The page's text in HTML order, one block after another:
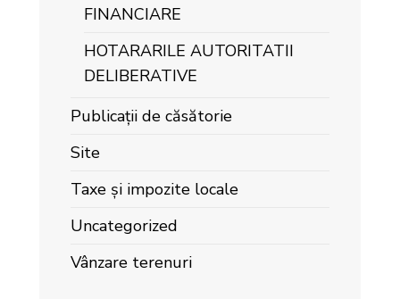
FINANCIARE
HOTARARILE AUTORITATII
DELIBERATIVE
Publicații de căsătorie
Site
Taxe și impozite locale
Uncategorized
Vânzare terenuri